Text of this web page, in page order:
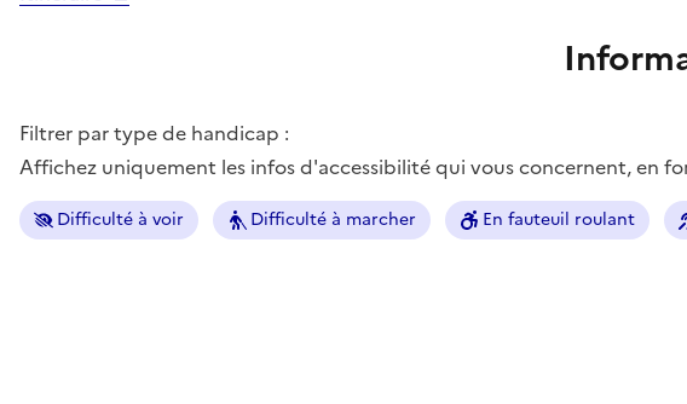
Filtrer par type de handicap :
Affichez uniquement les infos d'accessibilité qui vous concernent, en
Difficulté à voir Difficulté à marcher En fauteuil roulant